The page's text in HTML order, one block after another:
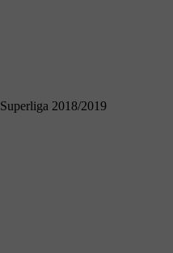
Superliga 2018/2019